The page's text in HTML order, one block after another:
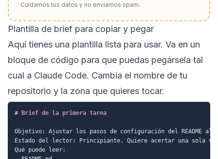
Cuidamos tus datos y no enviamos spam.
Plantilla de brief para copiar y pegar
Aquí tienes una plantilla lista para usar. Va en un
bloque de código para que puedas pegársela tal
cual a Claude Code. Cambia el nombre de tu
repositorio y la zona que quieres tocar.
# Brief de la primera tarea
Objetivo: Ajustar los pasos de configuración del README al
Estado del lector: Principiante. Quiere acertar una sola